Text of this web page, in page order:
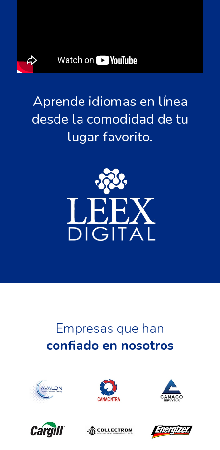
Aprende idiomas en línea
desde la comodidad de tu
lugar favorito.
Empresas que han
confiado en nosotros